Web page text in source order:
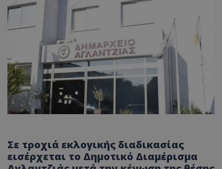
Σε τροχιά εκλογικής διαδικασίας
εισέρχεται το Δημοτικό Διαμέρισμα